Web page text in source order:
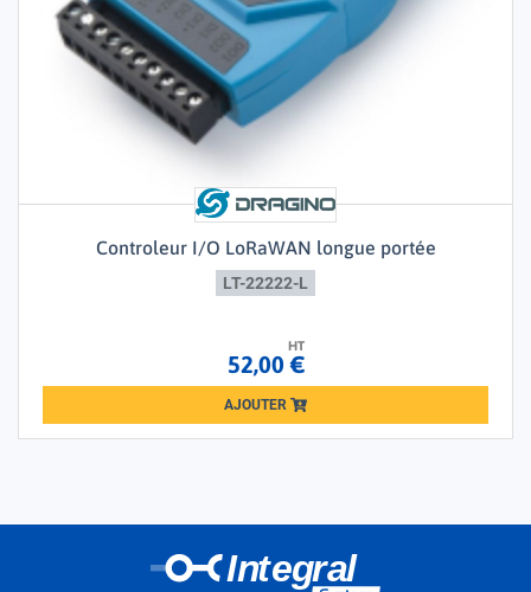
Controleur I/O LoRaWAN longue portée
LT-22222-L
HT
52,00 €
AJOUTER
Loading...